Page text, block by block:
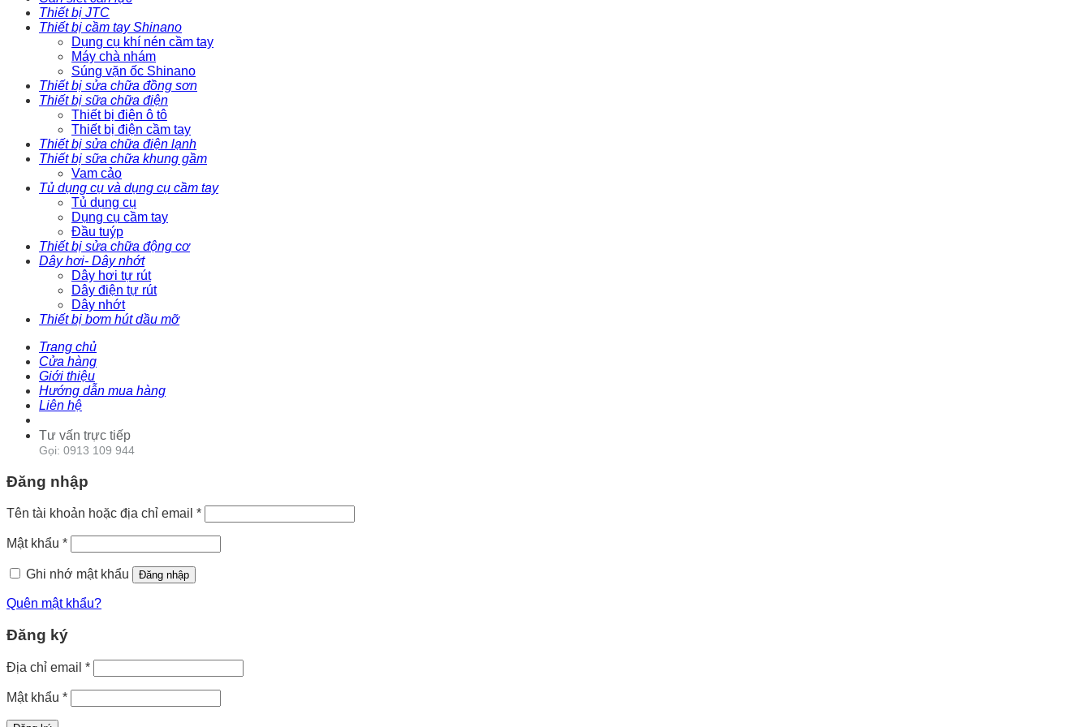
Thiết bị JTC
Thiết bị cầm tay Shinano
Dụng cụ khí nén cầm tay
Máy chà nhám
Súng vặn ốc Shinano
Thiết bị sửa chữa đồng sơn
Thiết bị sữa chữa điện
Thiết bị điện ô tô
Thiết bị điện cầm tay
Thiết bị sửa chữa điện lạnh
Thiết bị sữa chữa khung gầm
Vam cảo
Tủ dụng cụ và dụng cụ cầm tay
Tủ dụng cụ
Dụng cụ cầm tay
Đầu tuýp
Thiết bị sửa chữa động cơ
Dây hơi- Dây nhớt
Dây hơi tự rút
Dây điện tự rút
Dây nhớt
Thiết bị bơm hút dầu mỡ
Trang chủ
Cửa hàng
Giới thiệu
Hướng dẫn mua hàng
Liên hệ
Tư vấn trực tiếp
Gọi: 0913 109 944
Đăng nhập
Tên tài khoản hoặc địa chỉ email *
Mật khẩu *
Ghi nhớ mật khẩu Đăng nhập
Quên mật khẩu?
Đăng ký
Địa chỉ email *
Mật khẩu *